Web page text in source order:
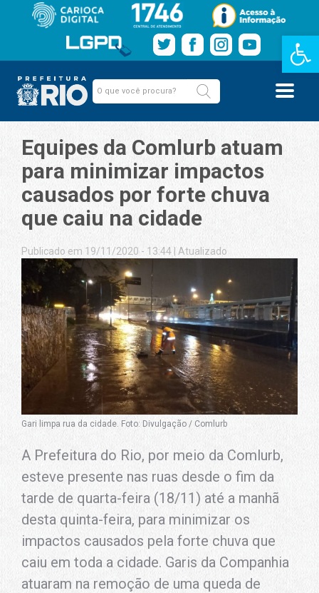
Barra de
Equipes da Comlurb atuam
para minimizar impactos
causados por forte chuva
que caiu na cidade
Publicado em 19/11/2020 - 13:44 Atualizado
Gari limpa rua da cidade. Foto: Divulgação / Comlurb
A Prefeitura do Rio, por meio da Comlurb,
esteve presente nas ruas desde o fim da
tarde de quarta-feira (18/11) até a manhã
desta quinta-feira, para minimizar os
impactos causados pela forte chuva que
caiu em toda a cidade. Garis da Companhia
atuaram na remoção de uma queda de